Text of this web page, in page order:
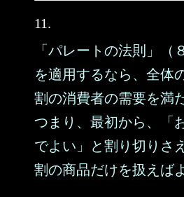
11.
「パレートの法則」（
を適用するなら、全体
割の消費者の需要を満
つまり、最初から、「
でよい」と割り切りさ
割の商品だけを扱えば